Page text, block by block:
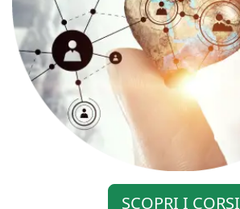
SCOPRI I CORSI